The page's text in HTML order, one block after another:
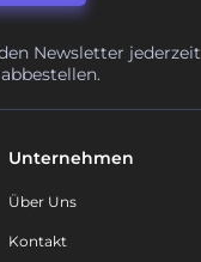
Newsletter jederzeit
Unternehmen
Über Uns
Kontakt